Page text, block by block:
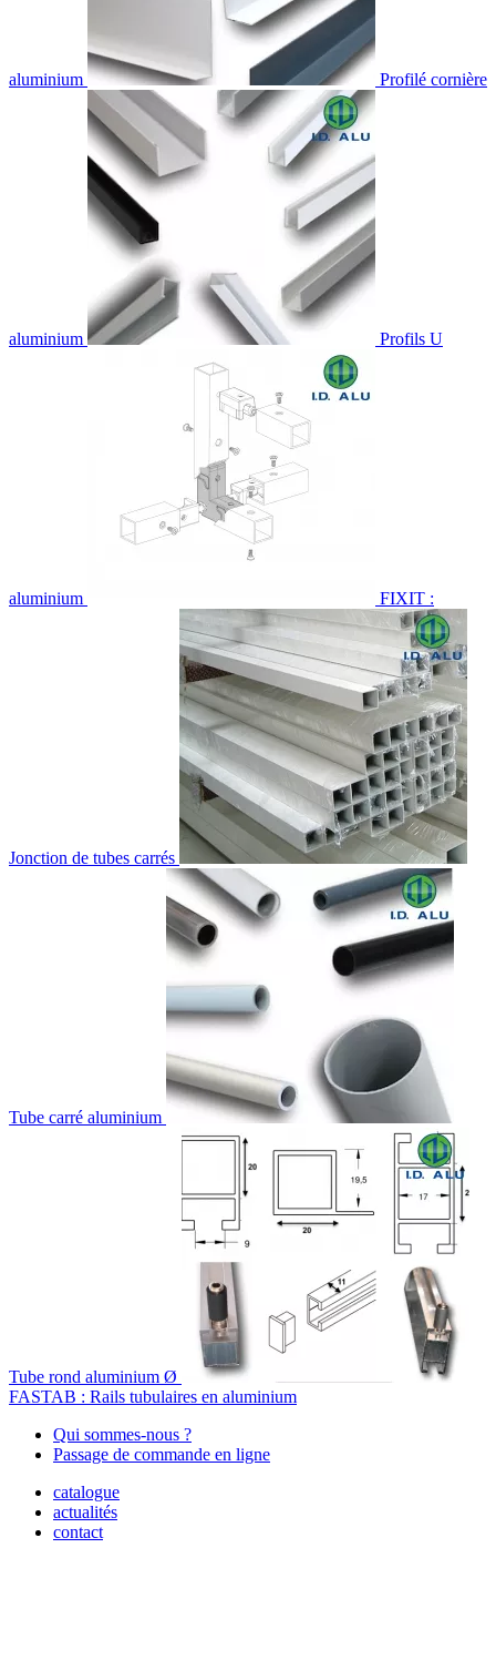
aluminium Profilé cornière
aluminium Profils U
aluminium FIXIT :
Jonction de tubes carrés
Tube carré aluminium
Tube rond aluminium Ø
FASTAB : Rails tubulaires en aluminium
Qui sommes-nous ?
Passage de commande en ligne
catalogue
actualités
contact